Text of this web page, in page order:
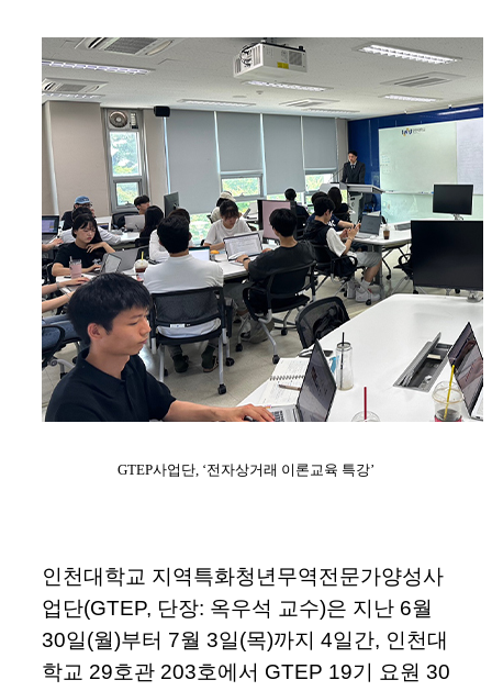
GTEP사업단, ‘전자상거래 이론교육 특강’
인천대학교 지역특화청년무역전문가양성사
업단(GTEP, 단장: 옥우석 교수)은 지난 6월
30일(월)부터 7월 3일(목)까지 4일간, 인천대
학교 29호관 203호에서 GTEP 19기 요원 30